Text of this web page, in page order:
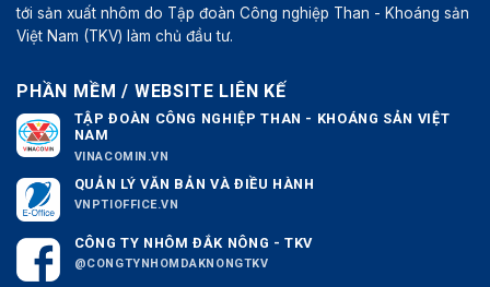
tới sản xuất nhôm do Tập đoàn Công nghiệp Than - Khoáng sản
Việt Nam (TKV) làm chủ đầu tư.
PHẦN MỀM / WEBSITE LIÊN KẾ
TẬP ĐOÀN CÔNG NGHIỆP THAN - KHOÁNG SẢN VIỆT
NAM
VINACOMIN.VN
QUẢN LÝ VĂN BẢN VÀ ĐIỀU HÀNH
VNPTIOFFICE.VN
CÔNG TY NHÔM ĐẮK NÔNG - TKV
@CONGTYNHOMDAKNONGTKV